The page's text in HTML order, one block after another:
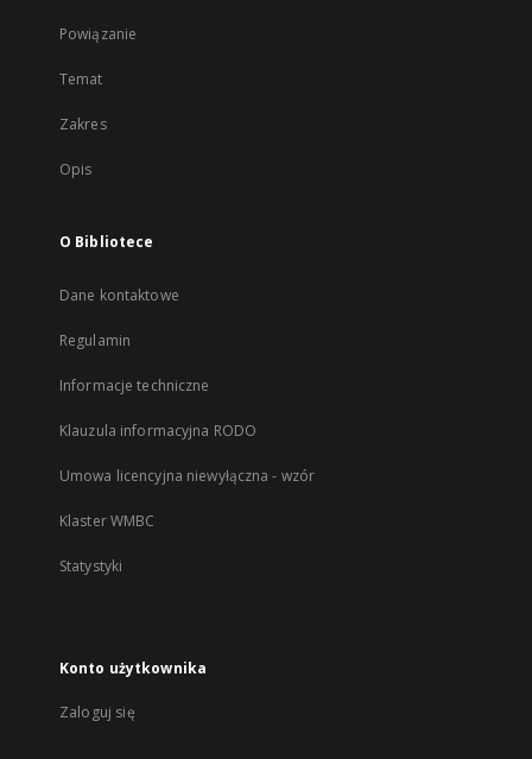
Powiązanie
Temat
Zakres
Opis
O Bibliotece
Dane kontaktowe
Regulamin
Informacje techniczne
Klauzula informacyjna RODO
Umowa licencyjna niewyłączna - wzór
Klaster WMBC
Statystyki
Konto użytkownika
Zaloguj się